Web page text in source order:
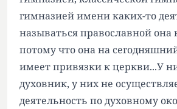
гимназией имени каких-то
называться православной она
потому что она на
имеет привязки к церкви...У
духовник, у них не
деятельность по духовному